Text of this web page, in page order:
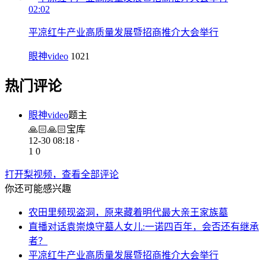
02:02
平凉红牛产业高质量发展暨招商推介大会举行
眼神video 1021
热门评论
眼神video题主
🙏🏻🙏🏻宝库
12-30 08:18 ·
1 0
打开梨视频，查看全部评论
你还可能感兴趣
农田里频现盗洞，原来藏着明代最大亲王家族墓
直播对话袁崇焕守墓人女儿:一诺四百年，会否还有继承
者？
平凉红牛产业高质量发展暨招商推介大会举行